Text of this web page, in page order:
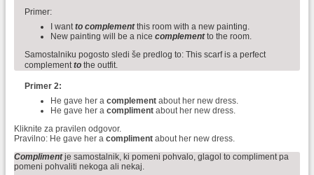
Primer:
I wantto complementthis room with a new painting.
New painting will be a nice complement to the room.
Samostalniku pogosto sledi še predlog to: This scarf is a perfect
complementto the outfit.
Primer 2:
He gave her a complement about her new dress.
He gave her a compliment about her new dress.
Kliknite za pravilen odgovor.
Pravilno: He gave her a compliment about her new dress.
Compliment je samostalnik, ki pomeni pohvalo, glagol to compliment pa
pomeni pohvaliti nekoga ali nekaj.